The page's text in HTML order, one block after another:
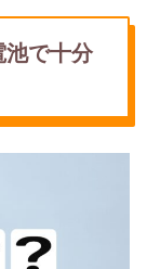
池で十分